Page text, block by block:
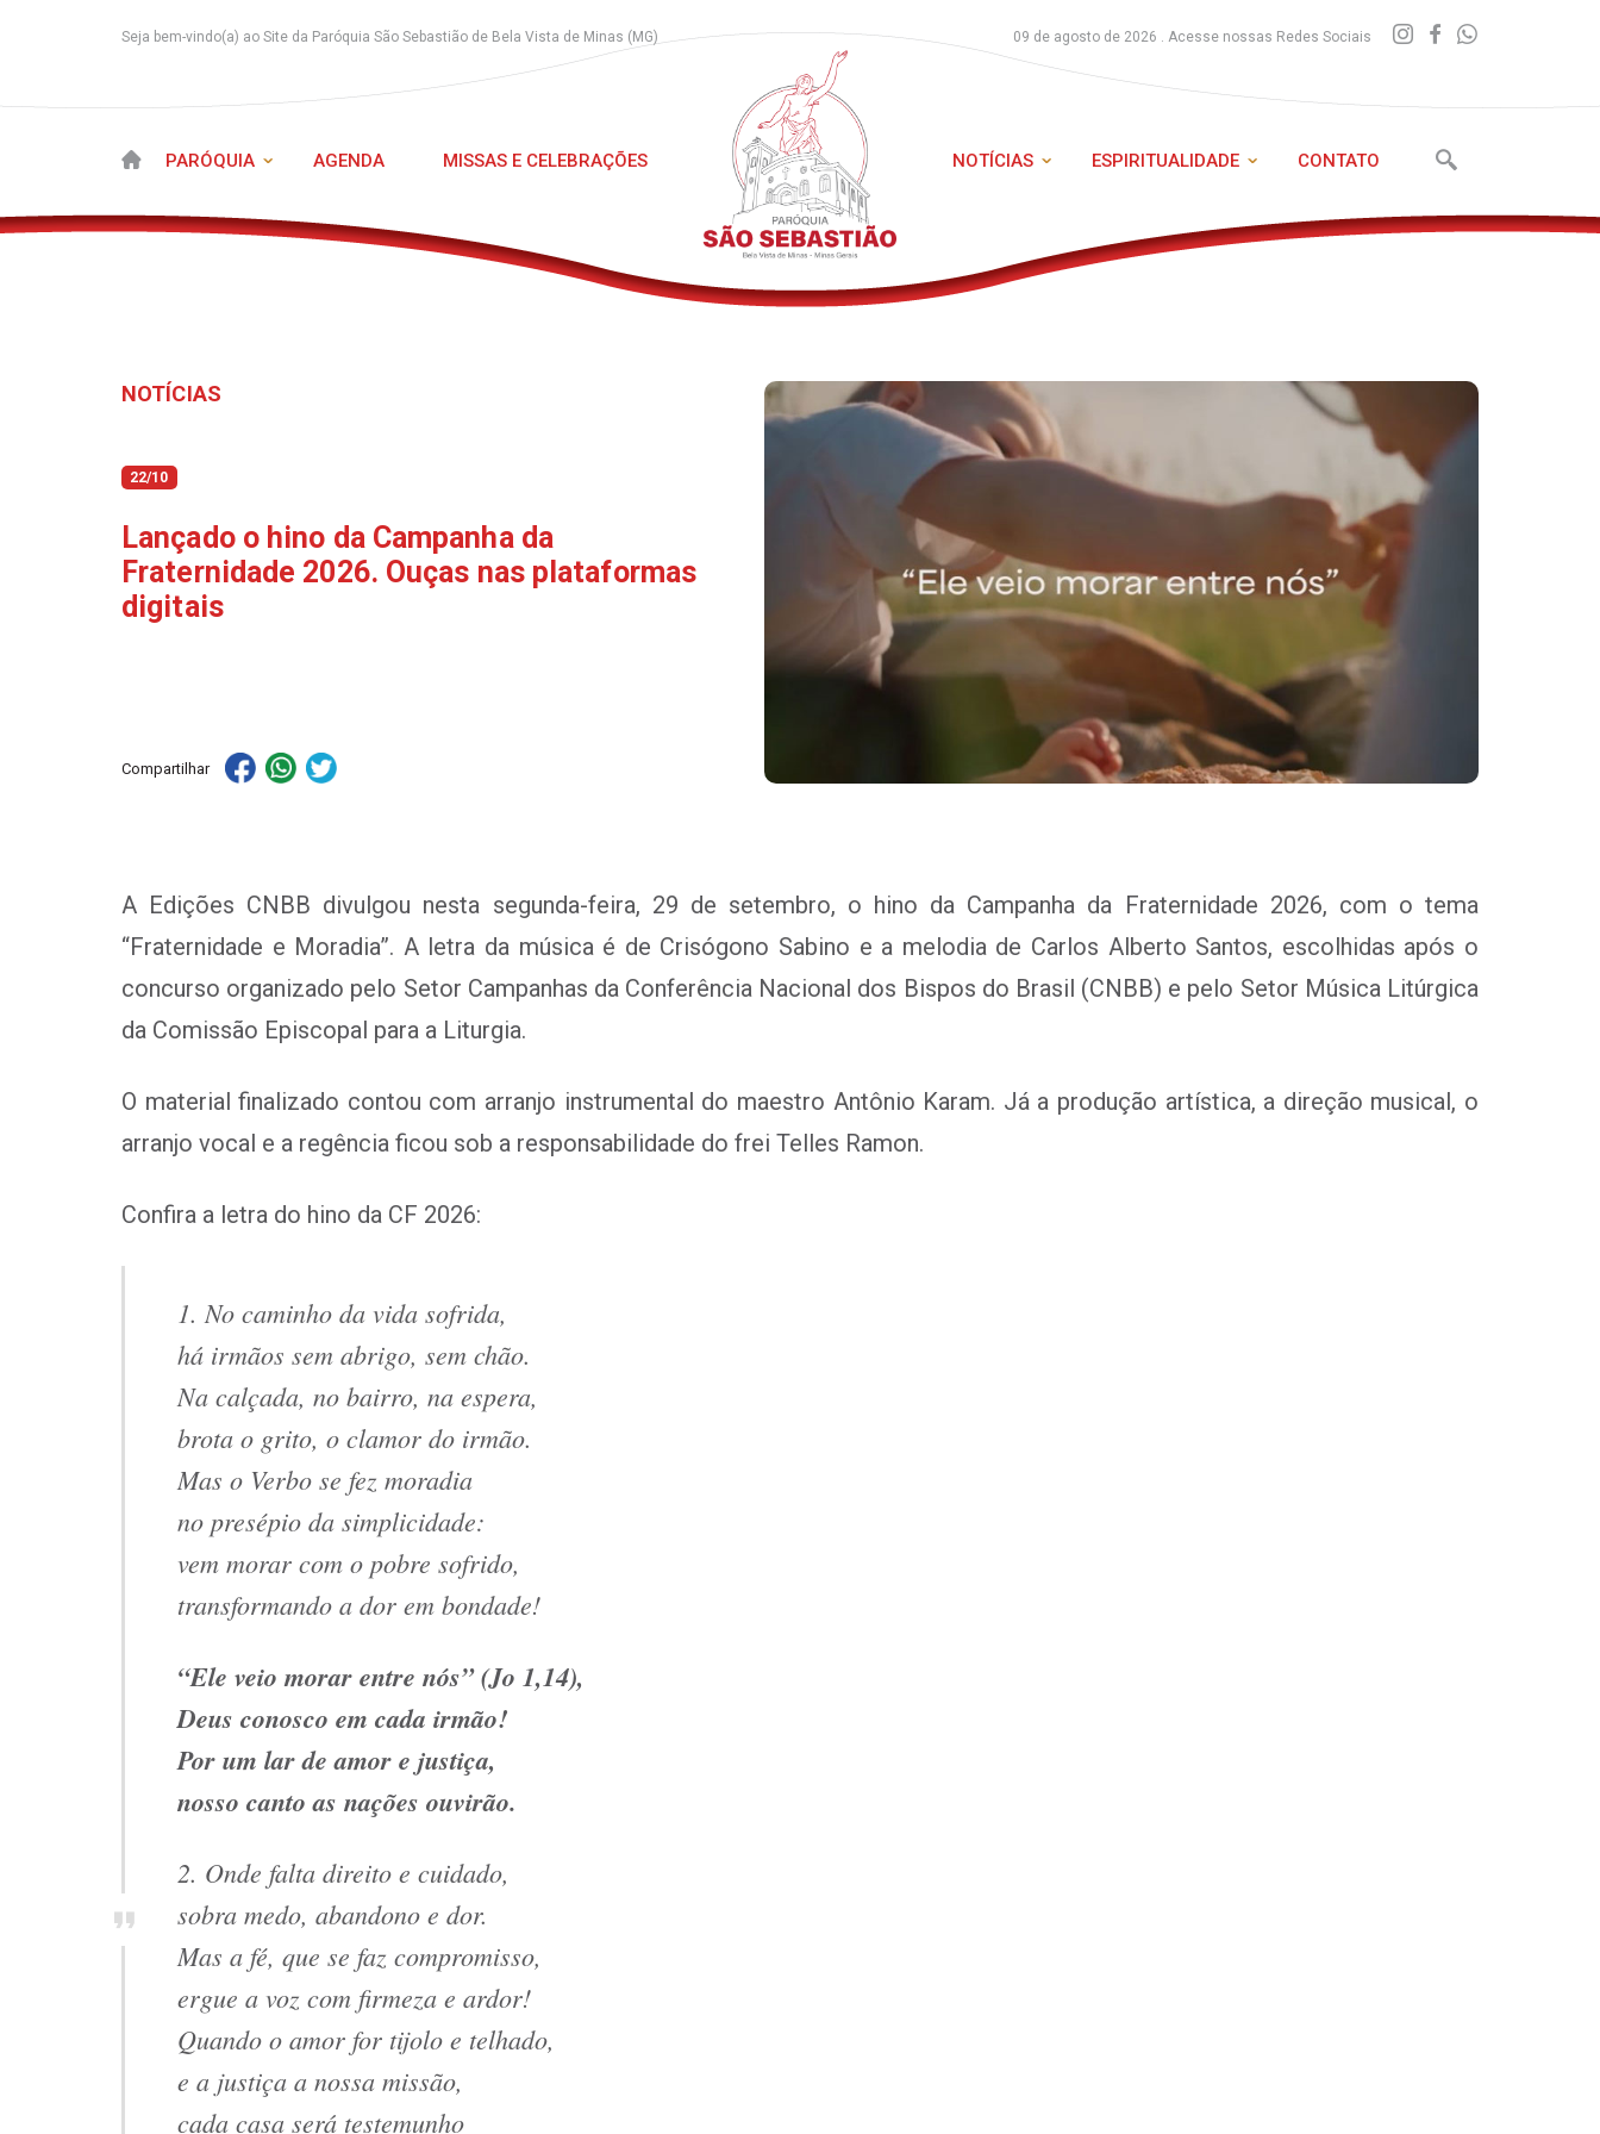
Seja bem-vindo(a) ao Site da Paróquia São Sebastião de Bela Vista de Minas (MG) 09 de agosto de 2026 . Acesse nossas Redes Sociais
PARÓQUIA AGENDA MISSAS E CELEBRAÇÕES NOTÍCIAS ESPIRITUALIDADE CONTATO
NOTÍCIAS
22/10
Lançado o hino da Campanha da
Fraternidade 2026. Ouças nas plataformas
digitais
Compartilhar
A Edições CNBB divulgou nesta segunda-feira, 29 de setembro, o hino da Campanha da Fraternidade 2026, com o tema
“Fraternidade e Moradia”. A letra da música é de Crisógono Sabino e a melodia de Carlos Alberto Santos, escolhidas após o
concurso organizado pelo Setor Campanhas da Conferência Nacional dos Bispos do Brasil (CNBB) e pelo Setor Música Litúrgica
da Comissão Episcopal para a Liturgia.
O material finalizado contou com arranjo instrumental do maestro Antônio Karam. Já a produção artística, a direção musical, o
arranjo vocal e a regência ficou sob a responsabilidade do frei Telles Ramon.
Confira a letra do hino da CF 2026:
1. No caminho da vida sofrida,
há irmãos sem abrigo, sem chão.
Na calçada, no bairro, na espera,
brota o grito, o clamor do irmão.
Mas o Verbo se fez moradia
no presépio da simplicidade:
vem morar com o pobre sofrido,
transformando a dor em bondade!
“Ele veio morar entre nós” (Jo 1,14),
Deus conosco em cada irmão!
Por um lar de amor e justiça,
nosso canto as nações ouvirão.
2. Onde falta direito e cuidado,
sobra medo, abandono e dor.
Mas a fé, que se faz compromisso,
ergue a voz com firmeza e ardor!
Quando o amor for tijolo e telhado,
e a justiça a nossa missão,
cada casa será testemunho